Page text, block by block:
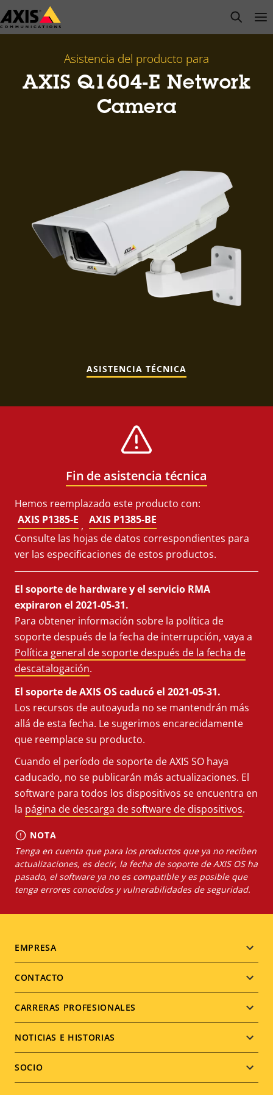
Saltar
al
open
Asistencia del producto para
AXIS Q1604-E Network
Camera
ASISTENCIA TÉCNICA
Fin de asistencia técnica
Hemos reemplazado este producto con:
AXIS P1385-E , AXIS P1385-BE
Consulte las hojas de datos correspondientes para
ver las especificaciones de estos productos.
El soporte de hardware y el servicio RMA
expiraron el 2021-05-31.
Para obtener información sobre la política de
soporte después de la fecha de interrupción, vaya a
Política general de soporte después de la fecha de
descatalogación.
El soporte de AXIS OS caducó el 2021-05-31.
Los recursos de autoayuda no se mantendrán más
allá de esta fecha. Le sugerimos encarecidamente
que reemplace su producto.
Cuando el período de soporte de AXIS SO haya
caducado, no se publicarán más actualizaciones. El
software para todos los dispositivos se encuentra en
la página de descarga de software de dispositivos.
NOTA
Tenga en cuenta que para los productos que ya no reciben
actualizaciones, es decir, la fecha de soporte de AXIS OS ha
pasado, el software ya no es compatible y es posible que
tenga errores conocidos y vulnerabilidades de seguridad.
Footer
menu
EMPRESA
CONTACTO
CARRERAS PROFESIONALES
NOTICIAS E HISTORIAS
SOCIO